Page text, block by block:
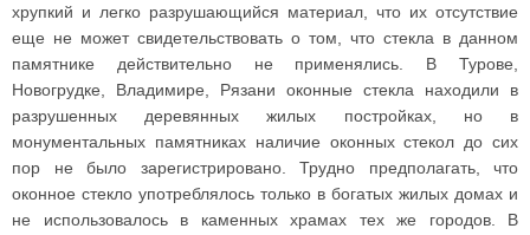
хрупкий и легко разрушающийся материал, что их отсутствие
еще не может свидетельствовать о том, что стекла в данном
памятнике действительно не применялись. В Турове,
Новогрудке, Владимире, Рязани оконные стекла находили в
разрушенных деревянных жилых постройках, но в
монументальных памятниках наличие оконных стекол до сих
пор не было зарегистрировано. Трудно предполагать, что
оконное стекло употреблялось только в богатых жилых домах и
не использовалось в каменных храмах тех же городов. В